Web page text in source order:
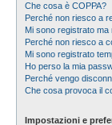
Che cosa è COPPA?
Perché non riesco a
Mi sono registrato
Perché non riesco a
Mi sono registrato
Ho perso la mia
Perché vengo
Che cosa provoca il
Impostazioni e